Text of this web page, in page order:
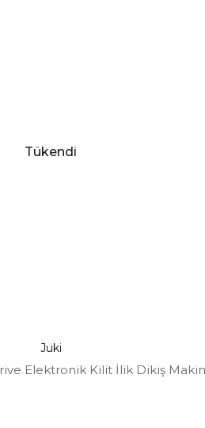
Tükendi
Juki
Elektronik Kilit İlik Dikiş